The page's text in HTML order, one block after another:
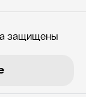
защищены